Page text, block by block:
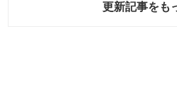
更新記事をも